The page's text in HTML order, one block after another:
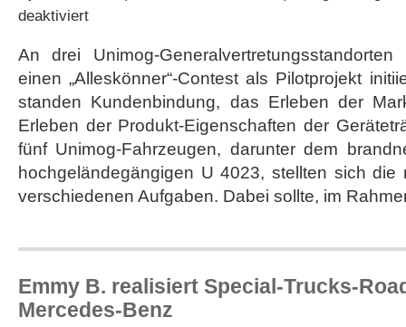
deaktiviertfür
Unimog
Challenge
an
drei
Standorten
An drei Unimog-
einen „Alleskönner“-Contest als Pilotprojekt
standen Kundenbindung, das Erleben der
Erleben der Produkt-Eigenschaften der
fünf Unimog-Fahrzeugen, darunter dem
hochgeländegängigen U 4023, stellten sich die
verschiedenen Aufgaben. Dabei sollte, im
Emmy B. realisiert Special-Trucks-
Mercedes-Benz